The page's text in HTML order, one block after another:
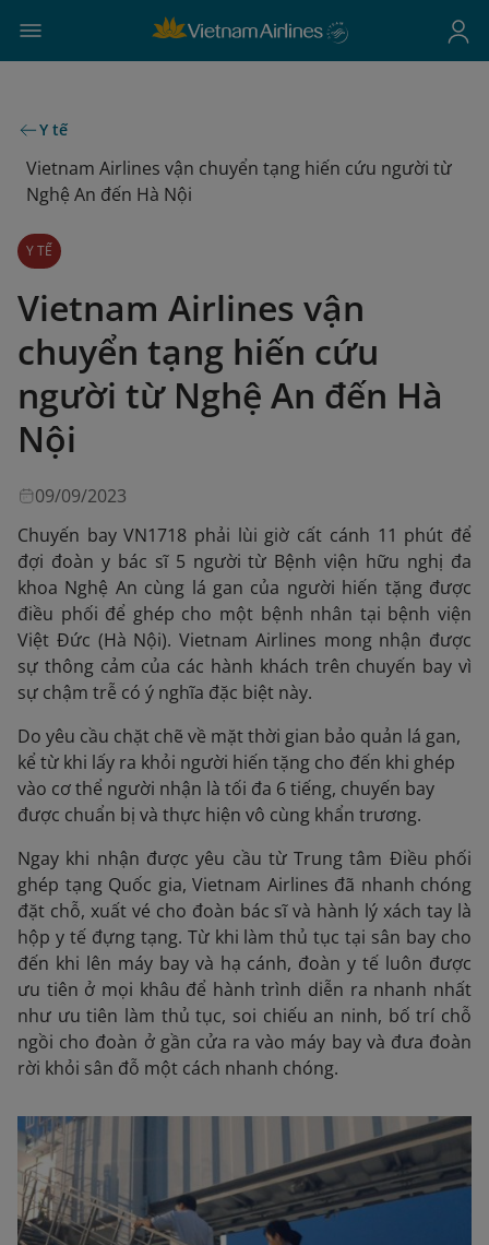
Y tế
Vietnam Airlines vận chuyển tạng hiến cứu người từ
Nghệ An đến Hà Nội
Y TẾ
Vietnam Airlines vận
chuyển tạng hiến cứu
người từ Nghệ An đến Hà
Nội
09/09/2023
Chuyến bay VN1718 phải lùi giờ cất cánh 11 phút để
đợi đoàn y bác sĩ 5 người từ Bệnh viện hữu nghị đa
khoa Nghệ An cùng lá gan của người hiến tặng được
điều phối để ghép cho một bệnh nhân tại bệnh viện
Việt Đức (Hà Nội). Vietnam Airlines mong nhận được
sự thông cảm của các hành khách trên chuyến bay vì
sự chậm trễ có ý nghĩa đặc biệt này.
Do yêu cầu chặt chẽ về mặt thời gian bảo quản lá gan,
kể từ khi lấy ra khỏi người hiến tặng cho đến khi ghép
vào cơ thể người nhận là tối đa 6 tiếng, chuyến bay
được chuẩn bị và thực hiện vô cùng khẩn trương.
Ngay khi nhận được yêu cầu từ Trung tâm Điều phối
ghép tạng Quốc gia, Vietnam Airlines đã nhanh chóng
đặt chỗ, xuất vé cho đoàn bác sĩ và hành lý xách tay là
hộp y tế đựng tạng. Từ khi làm thủ tục tại sân bay cho
đến khi lên máy bay và hạ cánh, đoàn y tế luôn được
ưu tiên ở mọi khâu để hành trình diễn ra nhanh nhất
như ưu tiên làm thủ tục, soi chiếu an ninh, bố trí chỗ
ngồi cho đoàn ở gần cửa ra vào máy bay và đưa đoàn
rời khỏi sân đỗ một cách nhanh chóng.